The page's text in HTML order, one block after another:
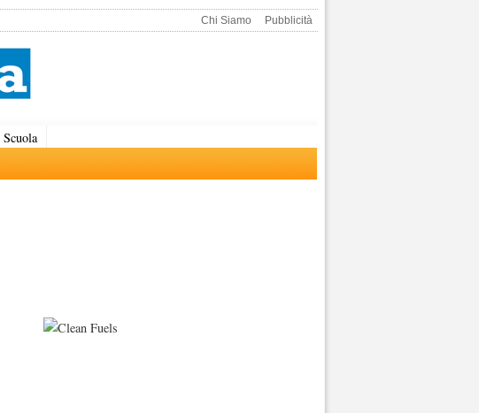
Chi Siamo Pubblicità
Scuola